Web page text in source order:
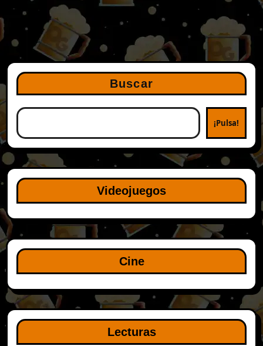
Buscar
¡Pulsa!
Videojuegos
Cine
Lecturas